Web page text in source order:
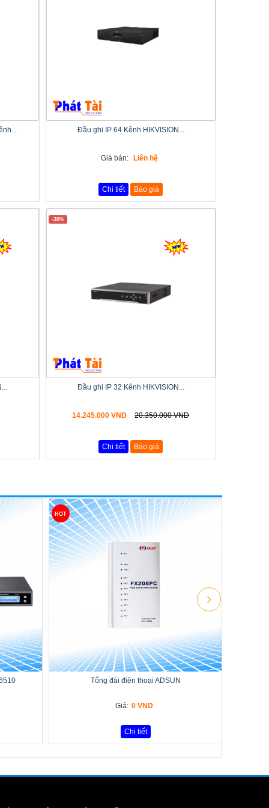
Đầu ghi IP 64 Kênh HIKVISION...
Giá bán: Liên hệ
Chi tiết Báo giá
-30%
Đầu ghi IP 32 Kênh HIKVISION...
14.245.000 VND 20.350.000 VND
Chi tiết Báo giá
HOT
Tổng đài điện thoại ADSUN
Giá: 0 VND
Chi tiết